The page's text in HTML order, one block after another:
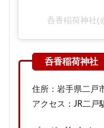
呑香稲荷神社
住所：岩手県二戸
アクセス：JR二戸